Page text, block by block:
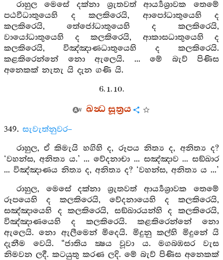
රාහුල මෙසේ දක්නා ශ්‍රැතවත් ආර්‍ය්‍යශ්‍රාවක තෙමේ
පඨවීධාතුයෙහි ද කලකිරෙයි, ආපෝධාතුයෙහි ද
කලකිරෙයි, තේජෝධාතුයෙහි ද කලකිරෙයි,
වායෝධාතුයෙහි ද කලකිරෙයි, ආකාසධාතුයෙහි ද
කලකිරෙයි, විඤ්ඤාණධාතුයෙහි ද කලකිරෙයි.
කළකිරෙන්නේ නො ඇලෙයි. ... මේ බැව් පිණිස
අනෙකක් නැතැ යි දැන ගණි යි.
6. 1. 10.
ඛන්‍ධ සූත්‍රය
349. සැවැත්නුවර–
රාහුල, ඒ කිමැයි හගිහි ද, රූපය නිත්‍ය ද, අනිත්‍ය ද?
‘වහන්ස, අනිත්‍ය ය.’ ... වේදනාචා ... සඤ්ඤාව ... සඞ්ඛාර
... විඤ්ඤාණය නිත්‍ය ද, අනිත්‍ය ද? ‘වහන්ස, අනිත්‍ය ය ...’
රාහුල, මෙසේ දක්නා ශ්‍රැතවත් ආර්‍ය්‍යශ්‍රාවක තෙමේ
රූපයෙහි ද කලකිරෙයි, වේදනායෙහි ද කලකිරෙයි,
සඤ්ඤායෙහි ද කලකිරෙයි, සඞ්ඛාරයන්හි ද කලකිරෙයි,
විඤ්ඤාණයෙහි ද කලකිරෙයි. කළකිරෙන්නේ නො
ඇලෙයි. නො ඇලීමෙන් මිදෙයි. මිදුනු කල්හි මිදුනේ යි
දැනීම වෙයි. “ජාතිය ක්‍ෂය වූවා ය. මගබඹසර වැස
නිමවන ලදී. කටයුතු කරණ ලදි. මේ බැව් පිණිස අනෙකක්